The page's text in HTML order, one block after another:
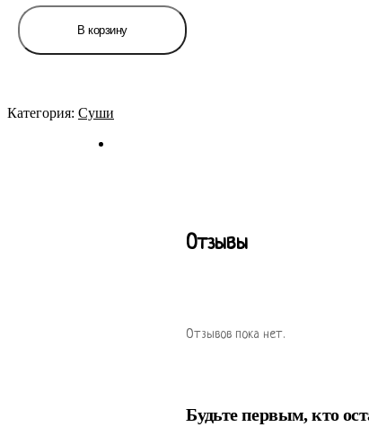
В корзину
Категория: Суши
Отзывы
Отзывов пока нет.
Будьте первым, кто